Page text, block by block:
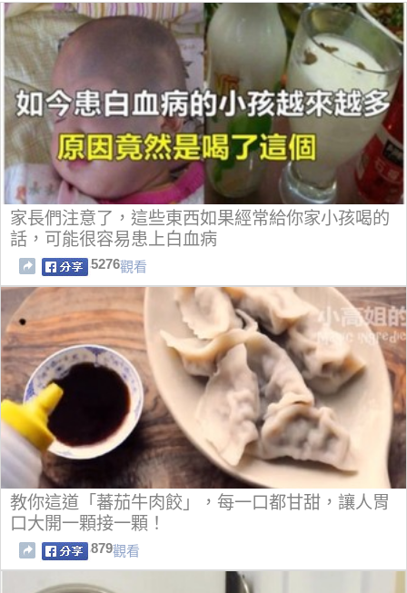
家長們注意了，這些東西如果經常給你家小孩喝的
話，可能很容易患上白血病
5276觀看
教你這道「蕃茄牛肉餃」，每一口都甘甜，讓人胃
口大開一顆接一顆！
879觀看